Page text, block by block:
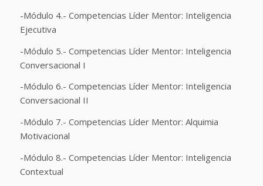
-Módulo 4.- Competencias Líder Mentor: Inteligencia
Ejecutiva
-Módulo 5.- Competencias Líder Mentor: Inteligencia
Conversacional I
-Módulo 6.- Competencias Líder Mentor: Inteligencia
Conversacional II
-Módulo 7.- Competencias Líder Mentor: Alquimia
Motivacional
-Módulo 8.- Competencias Líder Mentor: Inteligencia
Contextual